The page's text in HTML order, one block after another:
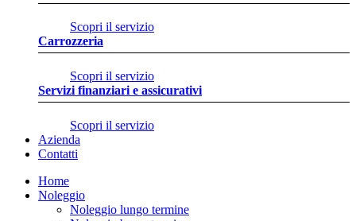
Scopri il servizio
Carrozzeria
Scopri il servizio
Servizi finanziari e assicurativi
Scopri il servizio
Azienda
Contatti
Home
Noleggio
Noleggio lungo termine